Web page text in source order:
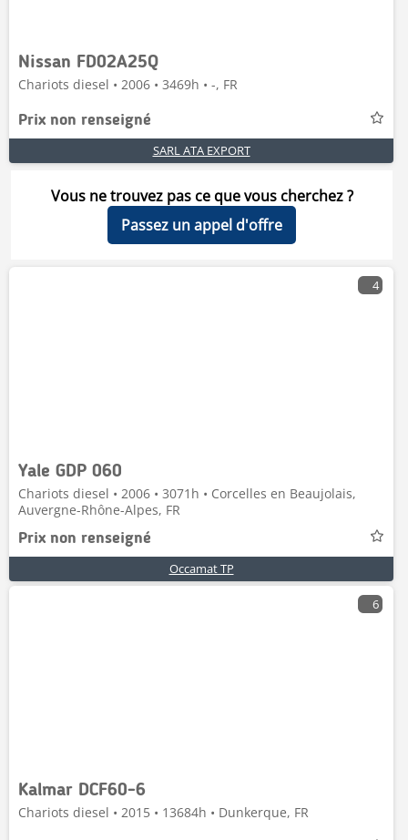
Nissan FD02A25Q
Chariots diesel • 2006 • 3469h • -, FR
Prix non renseigné
SARL ATA EXPORT
Vous ne trouvez pas ce que vous cherchez ?
Passez un appel d'offre
4
Yale GDP 060
Chariots diesel • 2006 • 3071h • Corcelles en Beaujolais,
Auvergne-Rhône-Alpes, FR
Prix non renseigné
Occamat TP
6
Kalmar DCF60-6
Chariots diesel • 2015 • 13684h • Dunkerque, FR